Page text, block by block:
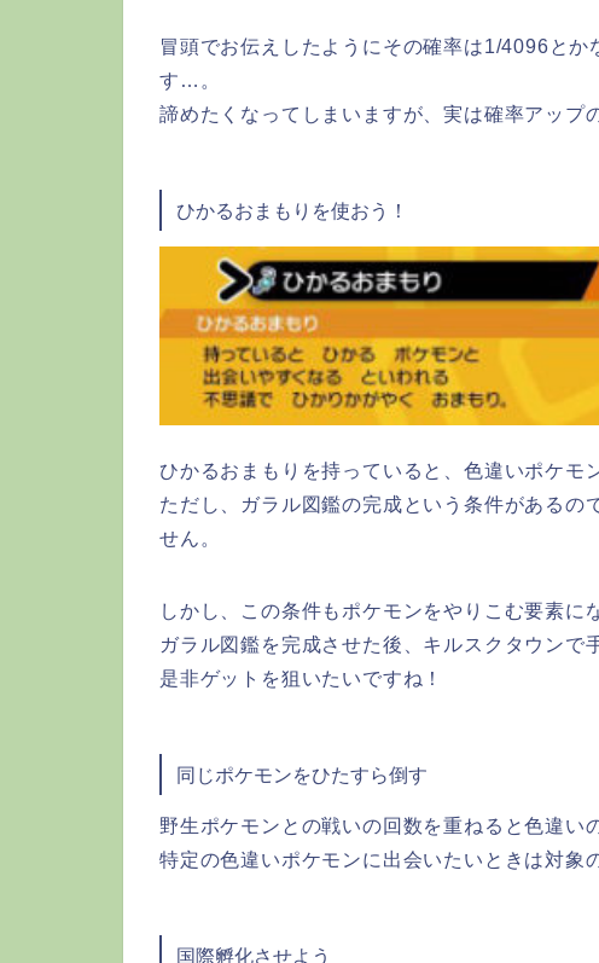
冒頭でお伝えしたようにその確率は1/4096と
す…。
諦めたくなってしまいますが、実は確率アップ
ひかるおまもりを使おう！
ひかるおまもりを持っていると、色違いポケモ
ただし、ガラル図鑑の完成という条件があるの
せん。
しかし、この条件もポケモンをやりこむ要素に
ガラル図鑑を完成させた後、キルスクタウンで
是非ゲットを狙いたいですね！
同じポケモンをひたすら倒す
野生ポケモンとの戦いの回数を重ねると色違い
特定の色違いポケモンに出会いたいときは対象
国際孵化させよう